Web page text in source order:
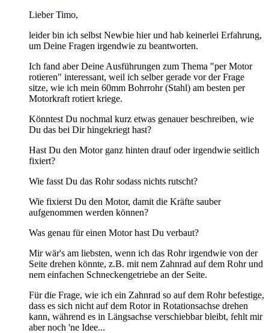
Lieber Timo,
leider bin ich selbst Newbie hier und hab keinerlei Erfahrung,
um Deine Fragen irgendwie zu beantworten.
Ich fand aber Deine Ausführungen zum Thema "per Motor
rotieren" interessant, weil ich selber gerade vor der Frage
sitze, wie ich mein 60mm Bohrrohr (Stahl) am besten per
Motorkraft rotiert kriege.
Könntest Du nochmal kurz etwas genauer beschreiben, wie
Du das bei Dir hingekriegt hast?
Hast Du den Motor ganz hinten drauf oder irgendwie seitlich
fixiert?
Wie fasst Du das Rohr sodass nichts rutscht?
Wie fixierst Du den Motor, damit die Kräfte sauber
aufgenommen werden können?
Was genau für einen Motor hast Du verbaut?
Mir wär's am liebsten, wenn ich das Rohr irgendwie von der
Seite drehen könnte, z.B. mit nem Zahnrad auf dem Rohr und
nem einfachen Schneckengetriebe an der Seite.
Für die Frage, wie ich ein Zahnrad so auf dem Rohr befestige,
dass es sich nicht auf dem Rotor in Rotationsachse drehen
kann, während es in Längsachse verschiebbar bleibt, fehlt mir
aber noch 'ne Idee...